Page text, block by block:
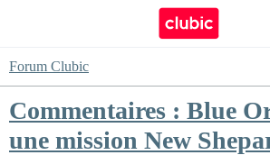
Forum Clubic
Commentaires : Blue
une mission New